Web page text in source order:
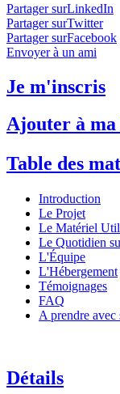
Partager surLinkedIn
Partager surTwitter
Partager surFacebook
Envoyer à un ami
Je m'inscris
Ajouter à ma
Table des
Introduction
Le Projet
Le Matériel
Le Quotidien
L'Équipe
L'Hébergement
Témoignages
FAQ
A prendre avec
Détails